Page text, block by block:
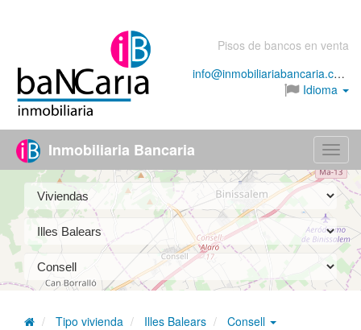
Pisos de bancos en venta
info@inmobiliariabancaria.com
Idioma
Menú
Inmobiliaria Bancaria
Tipo vivienda Illes Balears Consell